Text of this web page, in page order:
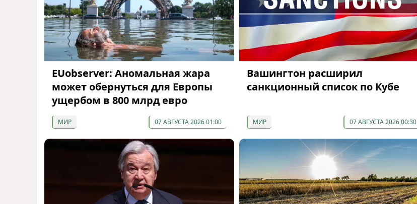
EUobserver: Аномальная жара
может обернуться для Европы
ущербом в 800 млрд евро
МИР 07 АВГУСТА 2026 01:00
Вашингтон расширил
санкционный список по Кубе
МИР 07 АВГУСТА 2026 00:30